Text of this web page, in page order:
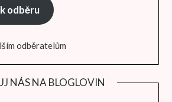
odběru
odběratelům
NÁS NA BLOGLOVIN